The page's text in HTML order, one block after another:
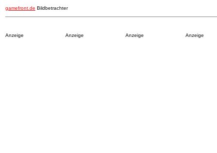
gamefront.de Bildbetrachter
Anzeige Anzeige Anzeige Anzeige